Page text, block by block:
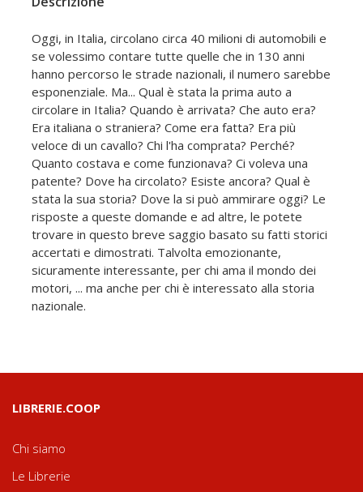
Oggi, in Italia, circolano circa 40 milioni di automobili e
se volessimo contare tutte quelle che in 130 anni
hanno percorso le strade nazionali, il numero sarebbe
esponenziale. Ma... Qual è stata la prima auto a
circolare in Italia? Quando è arrivata? Che auto era?
Era italiana o straniera? Come era fatta? Era più
veloce di un cavallo? Chi l'ha comprata? Perché?
Quanto costava e come funzionava? Ci voleva una
patente? Dove ha circolato? Esiste ancora? Qual è
stata la sua storia? Dove la si può ammirare oggi? Le
risposte a queste domande e ad altre, le potete
trovare in questo breve saggio basato su fatti storici
accertati e dimostrati. Talvolta emozionante,
sicuramente interessante, per chi ama il mondo dei
motori, ... ma anche per chi è interessato alla storia
nazionale.
LIBRERIE.COOP
Chi siamo
Le Librerie